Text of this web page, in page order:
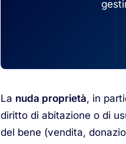
La nuda proprietà, in
diritto di abitazione o di
del bene (vendita,